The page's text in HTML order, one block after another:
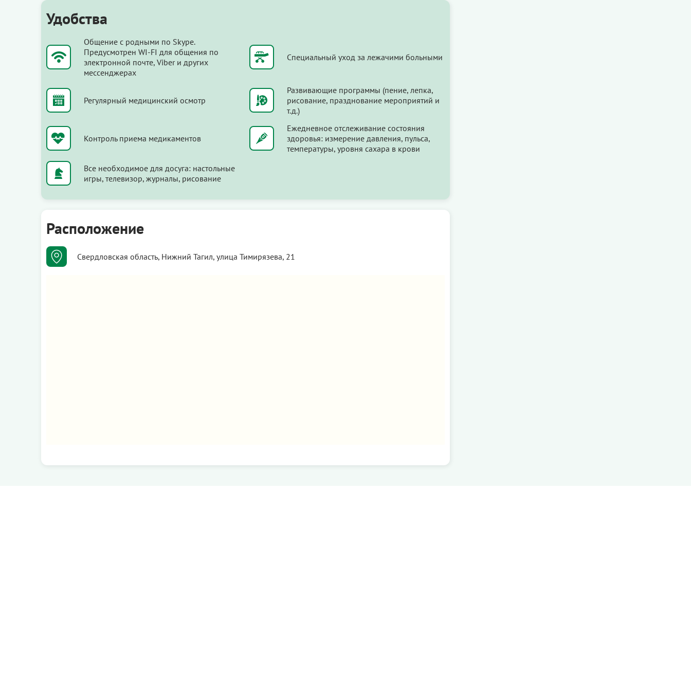
Удобства
Общение с родными по Skype.
Предусмотрен WI-FI для общения по
электронной почте, Viber и других
мессенджерах
Специальный уход за лежачими больными
Регулярный медицинский осмотр
Развивающие программы (пение, лепка,
рисование, празднование мероприятий и
т.д.)
Контроль приема медикаментов
Ежедневное отслеживание состояния
здоровья: измерение давления, пульса,
температуры, уровня сахара в крови
Все необходимое для досуга: настольные
игры, телевизор, журналы, рисование
Расположение
Свердловская область, Нижний Тагил, улица Тимирязева, 21